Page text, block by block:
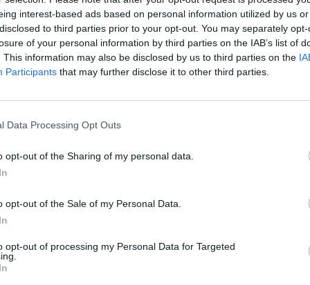
interest-based ads based on personal information utilized by us
to third parties prior to your opt-out. You may separately
of your personal information by third parties on the IAB’s list of
This information may also be disclosed by us to third parties on the
Participants that may further disclose it to other third parties.
Data Processing Opt Outs
opt-out of the Sharing of my personal data.
opt-out of the Sale of my Personal Data.
opt-out of processing my Personal Data for Targeted
zawodnik organizacji esportowej
EA Sports FC 24. 18-latek
wypożyczony jest na potrzeby
z Ekstraklasy i niższych lig. Pierwszy etap rozgrywek
finałowym offline w czwartek (28 grudnia) w studiu
mieli uśrednione statystyki do 95), a uczestnicy grali